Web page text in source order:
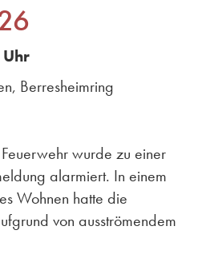
Berresheimring
wurde zu einer
alarmiert. In einem
Wohnen hatte die
von ausströmendem